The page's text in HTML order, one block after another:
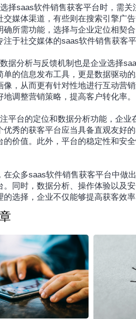
择saas软件销售获客平台时，需
交媒体渠道，有些则在搜索引擎广
确所需功能，选择与企业定位相契
注于社交媒体的saas软件销售获客
据分析与反馈机制也是企业选择
单的信息发布工具，更是数据驱动
像，从而更有针对性地进行互动营
地调整营销策略，提高客户转化率。
平台的定位和数据分析功能，企
优秀的获客平台应当具备直观友好
的价值。此外，平台的稳定性和安
在众多saas软件销售获客平台中做
。同时，数据分析、操作体验以及
的选择，企业不仅能够提高获客效